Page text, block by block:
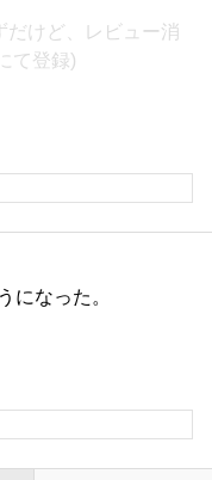
だけど、レビュー消
て登録)
なった。